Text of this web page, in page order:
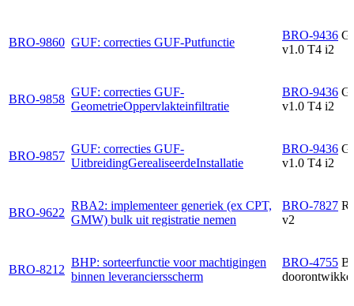
BRO-9860 GUF: correcties GUF-Putfunctie
BRO-9436
v1.0 T4 i2
BRO-9858
GUF: correcties GUF-
GeometrieOppervlakteinfiltratie
BRO-9436
v1.0 T4 i2
BRO-9857
GUF: correcties GUF-
UitbreidingGerealiseerdeInstallatie
BRO-9436
v1.0 T4 i2
BRO-9622
RBA2: implementeer generiek (ex CPT,
GMW) bulk uit registratie nemen
BRO-7827
v2
BRO-8212
BHP: sorteerfunctie voor machtigingen
binnen leveranciersscherm
BRO-4755